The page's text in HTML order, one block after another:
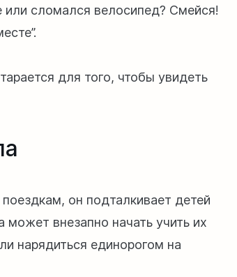
или сломался велосипед? Смейся!
для того, чтобы увидеть
он подталкивает детей
внезапно начать учить их
нарядиться единорогом на